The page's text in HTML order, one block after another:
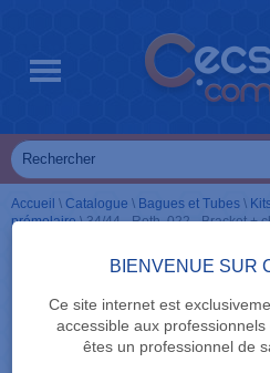
BIENVENUE SUR
Ce site internet est
accessible aux
êtes un professionnel de
Accueil \ Catalogue \ Bagues et Tubes \
prémolaire\34/44 - Roth .022 - Bracket +